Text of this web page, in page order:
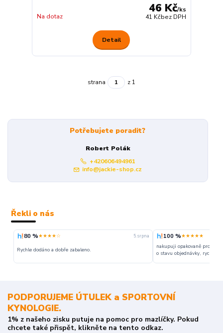
46 Kč/ks
41 Kčbez DPH
Na dotaz
Detail
strana z 1
Potřebujete poradit?
Robert Polák
+420606494961
info@jackie-shop.cz
Řekli o nás
80 %★★★★☆ 5. srpna
Rychle dodáno a dobře zabaleno.
100 %★★★★★
nakupuji opakovaně pro
o stavu objednávky, rychlost
PODPORUJEME ÚTULEK a SPORTOVNÍ
KYNOLOGIE.
1% z našeho zisku putuje na pomoc pro mazlíčky. Pokud
chcete také přispět, klikněte na tento odkaz.